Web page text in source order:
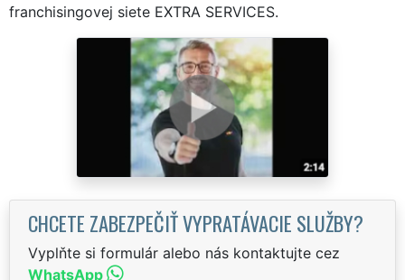
franchisingovej siete EXTRA SERVICES.
CHCETE ZABEZPEČIŤ VYPRATÁVACIE SLUŽBY?
Vyplňte si formulár alebo nás kontaktujte cez
WhatsApp